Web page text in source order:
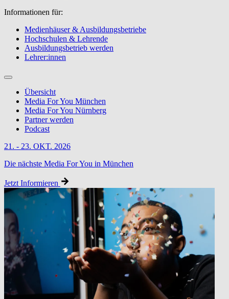
Informationen für:
Medienhäuser & Ausbildungsbetriebe
Hochschulen & Lehrende
Ausbildungsbetrieb werden
Lehrer:innen
Übersicht
Media For You München
Media For You Nürnberg
Partner werden
Podcast
21. - 23. OKT. 2026
Die nächste Media For You in München
Jetzt Informieren